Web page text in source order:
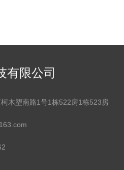
有限公司
木塱南路1号1栋522房1栋523房